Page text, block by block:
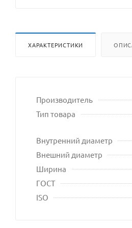
ХАРАКТЕРИСТИКИ
Производитель
Тип товара
Внутренний диаметр
Внешний диаметр
Ширина
ГОСТ
ISO